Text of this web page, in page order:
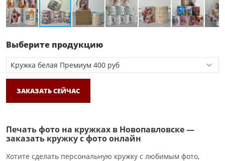
Выберите продукцию
ЗАКАЗАТЬ СЕЙЧАС
Печать фото на кружках в Новопавловске —
заказать кружку с фото онлайн
Хотите сделать персональную кружку с любимым фото,